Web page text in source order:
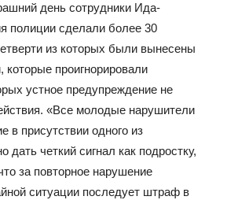
день сотрудники Ида-
полиции сделали более 30
из которых были вынесены
проигнорировали
устное предупреждение не
«Все молодые нарушители
в присутствии одного из
дать четкий сигнал как подростку,
за повторное нарушение
ситуации последует штраф в